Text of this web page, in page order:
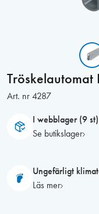
Art. nr 4287
I webblager (9 st)
Se butikslager
Ungefärligt
Läs mer